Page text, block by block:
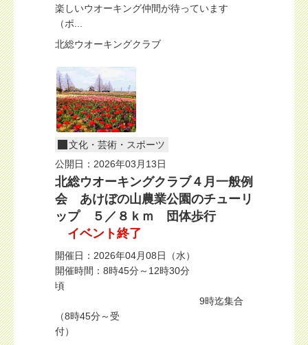
楽しいウオーキング仲間が待っています
（ポ...
北総ウオーキングクラブ
文化・芸術・スポーツ
公開日：2026年03月13日
北総ウオーキングクラブ４月一般例
会 あけぼの山農業公園のチューリ
ップ ５／８ｋｍ 団体歩行
イベント終了
開催日：2026年04月08日（水）
開催時間：8時45分～12時30分
頃
9時迄集合
（8時45分～受
付）